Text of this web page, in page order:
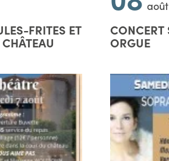
FRITES ET
août
CONCERT
ORGUE